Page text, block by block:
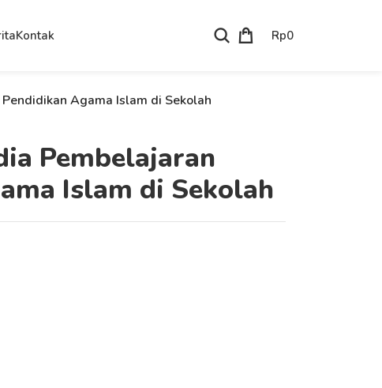
Kontak Rp0
Agama Islam di Sekolah
Pembelajaran
Islam di Sekolah